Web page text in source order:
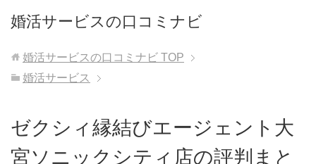
婚活サービスの口コミナビ
婚活サービスの口コミナビ TOP
婚活サービス
ゼクシィ縁結びエージェント大
宮ソニックシティ店の評判まと